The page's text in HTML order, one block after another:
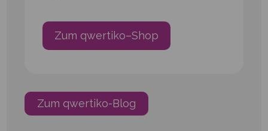
Zum qwertiko–Shop
Zum qwertiko-Blog